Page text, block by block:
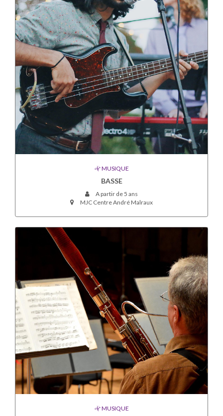
MUSIQUE
BASSE
A partir de 5 ans
MJC Centre André Malraux
MUSIQUE